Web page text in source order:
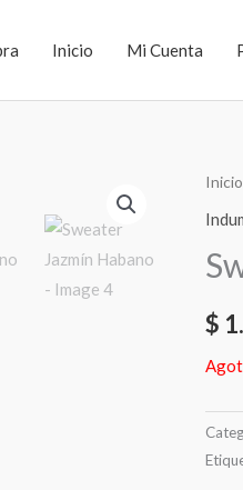
Inicio Mi Cuenta
Inicio
$